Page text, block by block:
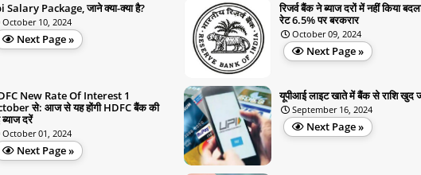
Salary Package, जाने क्या-क्या है?
October 10, 2024
Next Page »
रिजर्व बैंक ने ब्याज दरों में नहीं किया
रेट 6.5% पर बरकरार
October 09, 2024
Next Page »
New Rate Of Interest 1
से: आज से यह होंगी HDFC बैंक की
दरें
October 01, 2024
Next Page »
यूपीआई लाइट खाते में बैंक से राशि खुद
September 16, 2024
Next Page »